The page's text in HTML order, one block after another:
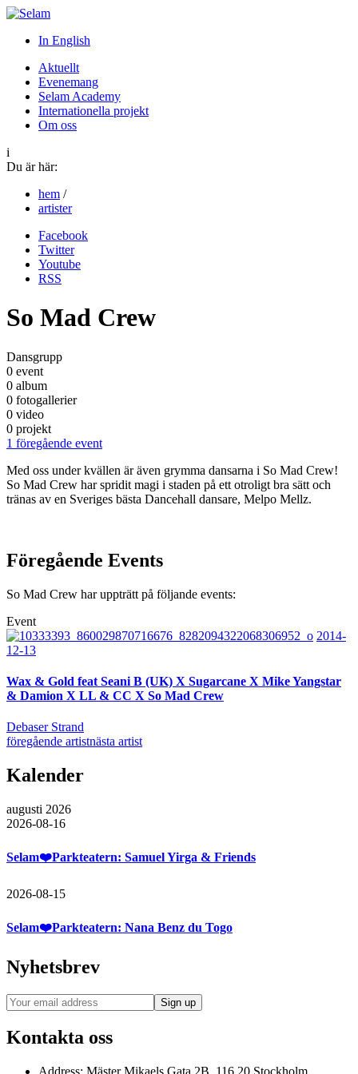
In English
Aktuellt
Evenemang
Selam Academy
Internationella projekt
Om oss
i
Du är här:
hem /
artister
Facebook
Twitter
Youtube
RSS
So Mad Crew
Dansgrupp
0 event
0 album
0 fotogallerier
0 video
0 projekt
1 föregående event
Med oss under kvällen är även grymma dansarna i So Mad Crew!
So Mad Crew har spridit magi i staden på ett otroligt bra sätt och
tränas av en Sveriges bästa Dancehall dansare, Melpo Mellz.
Föregående Events
So Mad Crew har uppträtt på följande events:
Event
2014-
12-13
Wax & Gold feat Seani B (UK) X Sugarcane X Mike Yangstar
& Damion X LL & CC X So Mad Crew
Debaser Strand
föregående artistnästa artist
Kalender
augusti 2026
2026-08-16
Selam❤️Parkteatern: Samuel Yirga & Friends
2026-08-15
Selam❤️Parkteatern: Nana Benz du Togo
Nyhetsbrev
Kontakta oss
Address: Mäster Mikaels Gata 2B, 116 20 Stockholm